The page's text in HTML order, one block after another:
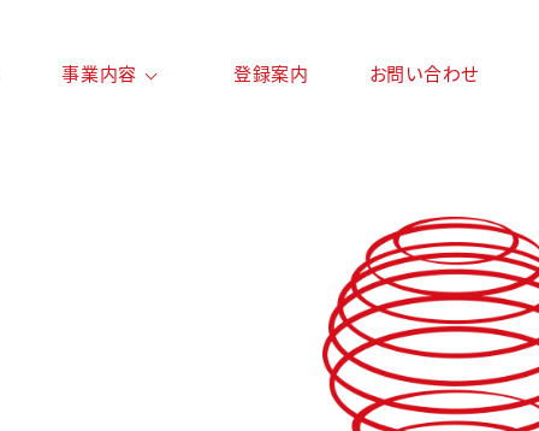
事業内容 登録案内 お問い合わせ